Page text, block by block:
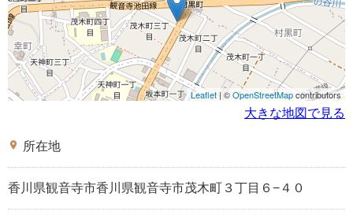
Leaflet| ©OpenStreetMapcontributors
大きな地図で見る
place 所在地
香川県観音寺市香川県観音寺市茂木町３丁目６−４０